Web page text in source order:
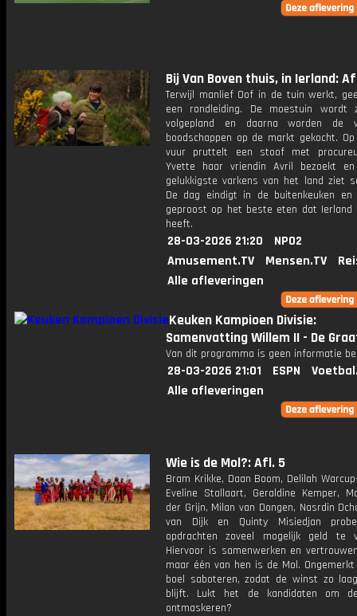
Bij Van Boven thuis, in Ierland:
Terwijl manlief Oof in de tuin werkt,
een rondleiding. De moestuin wordt
volgepland en daarna worden de
boodschappen op de markt gekocht.
vuur pruttelt een stoof met
Yvette haar vriendin Avril bezoekt
gelukkigste varkens van het land ziet
De dag eindigt in de buitenkeuken
geproost op het beste eten dat Ierland
heeft.
28-03-2026 21:20
NPO2
Amusement.TV
Mensen.TV
Alle afleveringen
Keuken Kampioen Divisie:
Samenvatting Willem II - De
Van dit programma is geen informatie
28-03-2026 21:01 ESPN
Alle afleveringen
Wie is de Mol?: Afl. 5
Bram Krikke, Daan Boom, Delilah
Eveline Stallaart, Geraldine Kemper,
der Grijn, Milan van Dongen, Nasrdin
van Dijk en Quinty Misiedjan
opdrachten zoveel mogelijk geld te
Hiervoor is samenwerken en
maar één van hen is de Mol.
boel saboteren, zodat de winst zo
blijft. Lukt het de kandidaten om
ontmaskeren?